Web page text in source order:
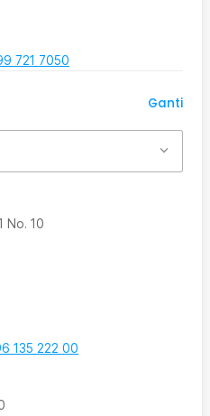
721 7050
Ganti
No. 10
135 222 00